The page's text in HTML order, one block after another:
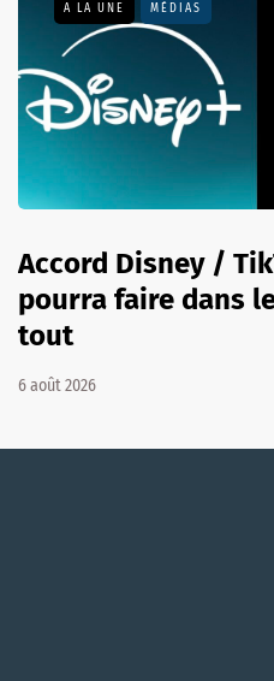
A LA UNE MÉDIAS
Accord Disney /
pourra faire dans
tout
6 août 2026